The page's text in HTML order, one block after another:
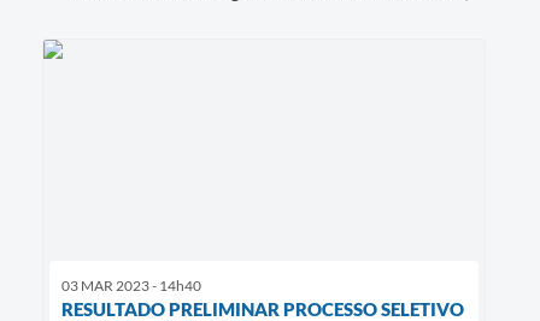
03 MAR 2023 - 14h40
RESULTADO PRELIMINAR PROCESSO SELETIVO